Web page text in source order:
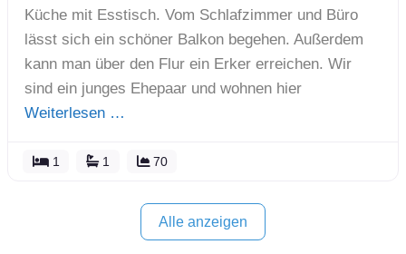
Küche mit Esstisch. Vom Schlafzimmer und Büro
lässt sich ein schöner Balkon begehen. Außerdem
kann man über den Flur ein Erker erreichen. Wir
sind ein junges Ehepaar und wohnen hier
Weiterlesen …
1 1 70
Alle anzeigen